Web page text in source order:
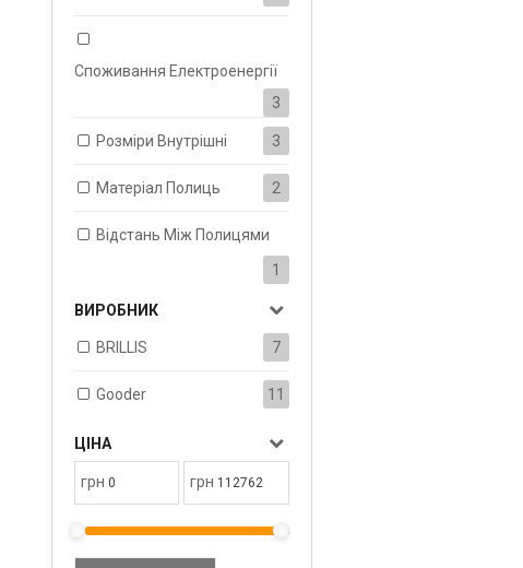
Споживання Електроенергії
3
Розміри Внутрішні 3
Матеріал Полиць 2
Відстань Між Полицями
1
ВИРОБНИК
BRILLIS 7
Gooder 11
ЦІНА
грн грн